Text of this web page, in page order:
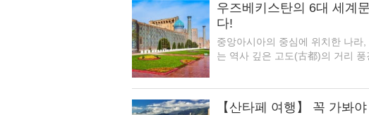
우즈베키스탄의 6대 세계
다!
중앙아시아의 중심에 위치한 나라
는 역사 깊은 고도(古都)의 거리
【산타페 여행】 꼭 가봐